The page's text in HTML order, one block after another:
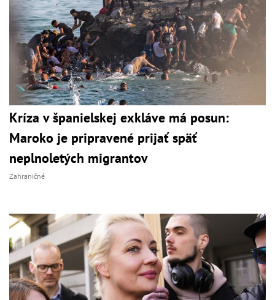
Kríza v španielskej exkláve má posun:
Maroko je pripravené prijať späť
neplnoletých migrantov
Zahraničné